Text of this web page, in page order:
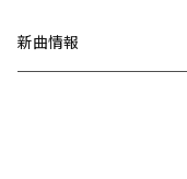
新曲情報